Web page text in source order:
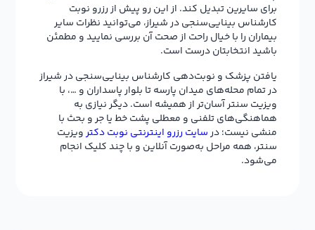
برای سایرین تبدیل کند. از این رو پیش از رزرو نوبت
کارشناس بینایی‌سنجی در شیراز، می‌توانید نظرات سایر
بیماران را با خیال راحت از صحت آن بررسی نمایید و مطمئن
باشید انتخابتان درست است.
یافتن پزشک و نوبت‌دهی کارشناس بینایی‌سنجی در شیراز
در تمام محله‌های میدان پارسه تا بلوار پاسداران و …، با
ویزیت سنتر آسان‌تر از همیشه است. دیگر نیازی به
هماهنگی‌های تلفنی و معطلی پشت خط یا جر و بحث با
منشی نیست؛ درسایت رزرو اینترنتی نوبت دکترویزیت
سنتر، همه مراحل به‌صورت آنلاین و با چند کلیک انجام
می‌شود.